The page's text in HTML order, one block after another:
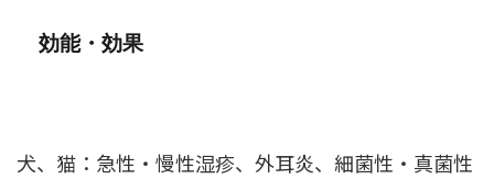
効能・効果
犬、猫：急性・慢性湿疹、外耳炎、細菌性・真菌性